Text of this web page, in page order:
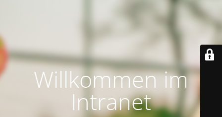
Willkommen im
Intranet